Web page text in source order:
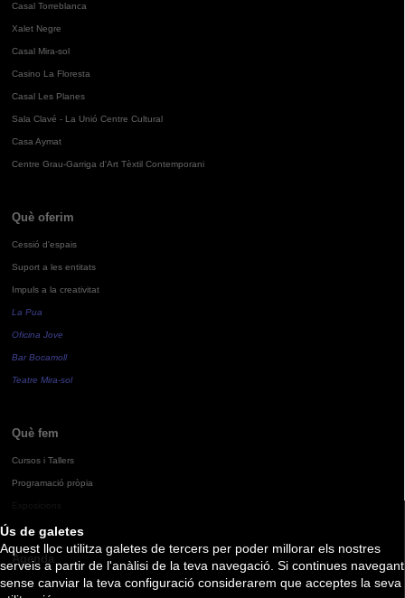
Ús de galetes
Aquest lloc utilitza galetes de tercers per poder millorar els nostres
serveis a partir de l'anàlisi de la teva navegació. Si continues navegant
sense canviar la teva configuració considerarem que acceptes la seva
Casal Torreblanca
Xalet Negre
Casal Mira-sol
Casino La Floresta
Casal Les Planes
Sala Clavé - La Unió Centre Cultural
Casa Aymat
Centre Grau-Garriga d'Art Tèxtil Contemporani
Què oferim
Cessió d'espais
Suport a les entitats
Impuls a la creativitat
La Pua
Oficina Jove
Bar Bocamoll
Teatre Mira-sol
Què fem
Cursos i Tallers
Programació pròpia
Agenda